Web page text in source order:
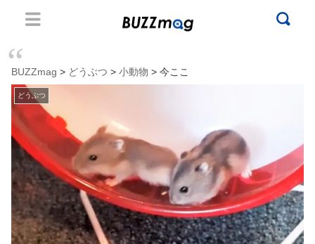
BUZZmag > どうぶつ > 小動物 > 今ここ
どうぶつ